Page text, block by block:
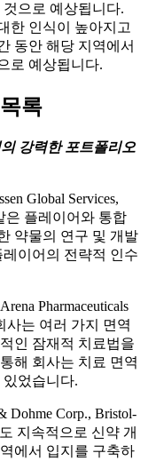
으로 예상됩니다.
한 인식이 높아지고
동안 해당 지역에서
로 예상됩니다.
록
강력한 포트폴리오
Global Services,
은 플레이어와 통합
약물의 연구 및 개발
이어의 전략적 인수
Pharmaceuticals
사는 여러 가지 면역
인 잠재적 치료법을
해 회사는 치료 면역
었습니다.
Dohme Corp., Bristol-
지속적으로 신약 개
에서 입지를 구축하